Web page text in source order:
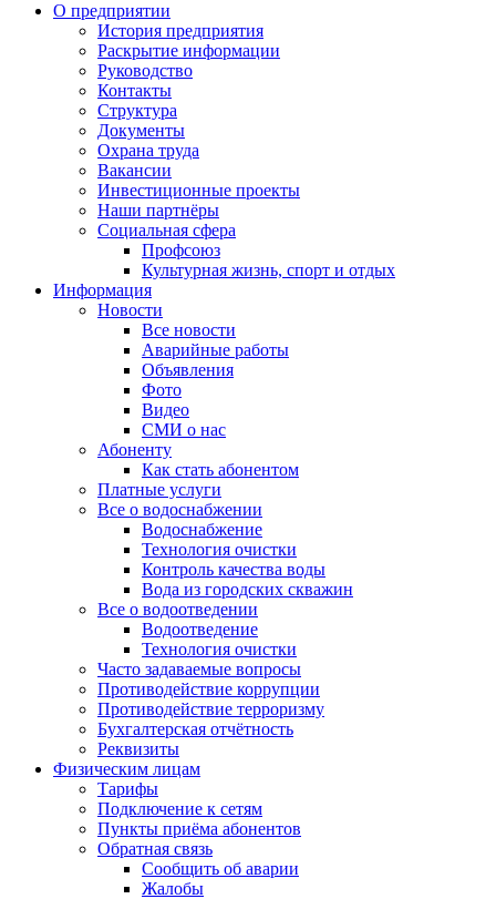
О предприятии
История предприятия
Раскрытие информации
Руководство
Контакты
Структура
Документы
Охрана труда
Вакансии
Инвестиционные проекты
Наши партнёры
Социальная сфера
Профсоюз
Культурная жизнь, спорт и отдых
Информация
Новости
Все новости
Аварийные работы
Объявления
Фото
Видео
СМИ о нас
Абоненту
Как стать абонентом
Платные услуги
Все о водоснабжении
Водоснабжение
Технология очистки
Контроль качества воды
Вода из городских скважин
Все о водоотведении
Водоотведение
Технология очистки
Часто задаваемые вопросы
Противодействие коррупции
Противодействие терроризму
Бухгалтерская отчётность
Реквизиты
Физическим лицам
Тарифы
Подключение к сетям
Пункты приёма абонентов
Обратная связь
Сообщить об аварии
Жалобы